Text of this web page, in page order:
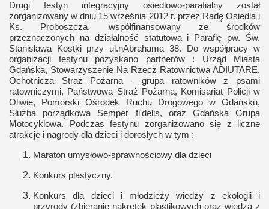
Drugi festyn integracyjny osiedlowo-parafialny został
zorganizowany w dniu 15 września 2012 r. przez Radę Osiedla i
Ks. Proboszcza, współfinansowany ze środków
przeznaczonych na działalność statutową i Parafię pw. Św.
Stanisława Kostki przy ul.nAbrahama 38. Do współpracy w
organizacji festynu pozyskano partnerów : Urząd Miasta
Gdańska, Stowarzyszenie Na Rzecz Ratownictwa ADIUTARE,
Ochotnicza Straż Pożarna - grupa ratowników z psami
ratowniczymi, Państwowa Straż Pożarna, Komisariat Policji w
Oliwie, Pomorski Ośrodek Ruchu Drogowego w Gdańsku,
Służba porządkowa Semper fi'delis, oraz Gdańska Grupa
Motocyklowa. Podczas festynu zorganizowano się z liczne
atrakcje i nagrody dla dzieci i dorosłych w tym :
Maraton umysłowo-sprawnościowy dla dzieci
Konkurs plastyczny.
Konkurs dla dzieci i młodzieży wiedzy z ekologii i
przyrody (zbieranie nakrętek plastikowych oraz wiedza z